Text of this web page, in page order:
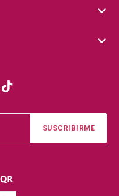

SUSCRIBIRME